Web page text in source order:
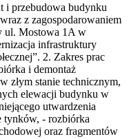
i przebudowa budynku
z zagospodarowaniem
ul. Mostowa 1A w
infrastruktury
2. Zakres prac
i demontaż
złym stanie technicznym,
elewacji budynku w
utwardzenia
tynków, - rozbiórka
oraz fragmentów